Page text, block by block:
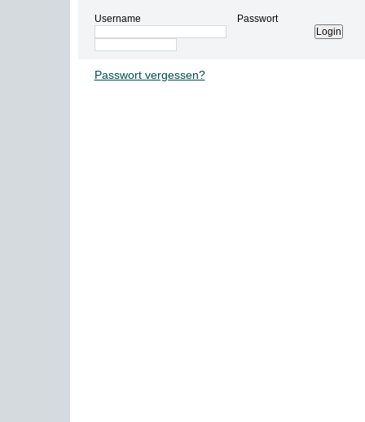
Username Passwort
Passwort vergessen?